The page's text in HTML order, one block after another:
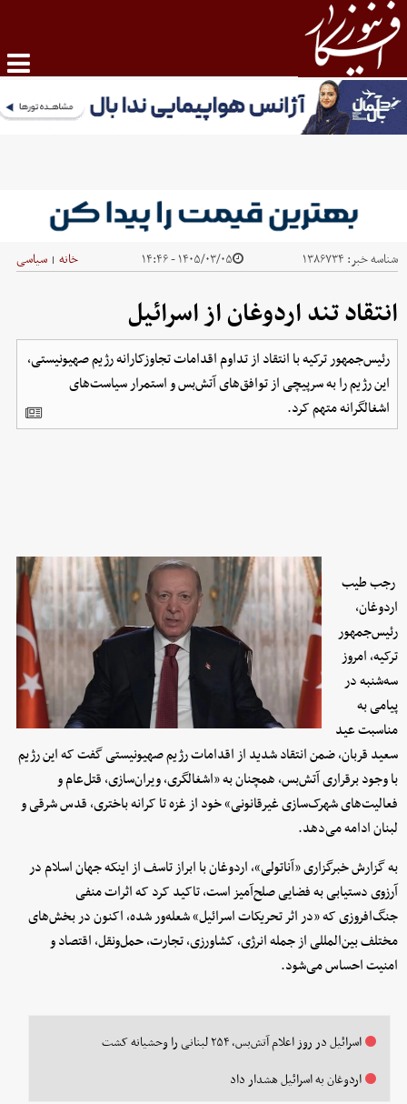
شناسه خبر: ۱۳۸۶۷۳۴ ۱۴۰۵/۰۳/۰۵ - ۱۴:۴۶ خانه | سیاسی
انتقاد تند اردوغان از اسرائیل
رئیس‌جمهور ترکیه با انتقاد از تداوم اقدامات تجاوزکارانه رژیم صهیونیستی،
این رژیم را به سرپیچی از توافق‌های آتش‌بس و استمرار سیاست‌های
اشغالگرانه متهم کرد.
رجب طیب
اردوغان،
رئیس‌جمهور
ترکیه، امروز
سه‌شنبه در
پیامی به
مناسبت عید
سعید قربان، ضمن انتقاد شدید از اقدامات رژیم صهیونیستی گفت که این رژیم
با وجود برقراری آتش‌بس، همچنان به «اشغالگری، ویران‌سازی، قتل‌عام و
فعالیت‌های شهرک‌سازی غیرقانونی» خود از غزه تا کرانه باختری، قدس شرقی و
لبنان ادامه می‌دهد.
به گزارش خبرگزاری «آناتولی»، اردوغان با ابراز تاسف از اینکه جهان اسلام در
آرزوی دستیابی به فضایی صلح‌آمیز است، تاکید کرد که اثرات منفی
جنگ‌افروزی که «در اثر تحریکات اسرائیل» شعله‌ور شده، اکنون در بخش‌های
مختلف بین‌المللی از جمله انرژی، کشاورزی، تجارت، حمل‌ونقل، اقتصاد و
امنیت احساس می‌شود.
اسرائیل در روز اعلام آتش‌بس، ۲۵۴ لبنانی را وحشیانه کشت
اردوغان به اسرائیل هشدار داد